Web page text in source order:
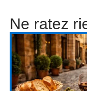
Ne ratez